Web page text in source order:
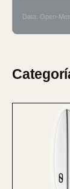
Data: Open-